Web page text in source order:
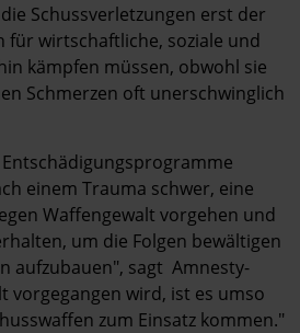
Schussverletzungen erst der
für wirtschaftliche, soziale und
kämpfen müssen, obwohl sie
Schmerzen oft unerschwinglich
einem Trauma schwer, eine
Waffengewalt vorgehen und
um die Folgen bewältigen
aufzubauen", sagt Amnesty-
vorgegangen wird, ist es umso
zum Einsatz kommen."